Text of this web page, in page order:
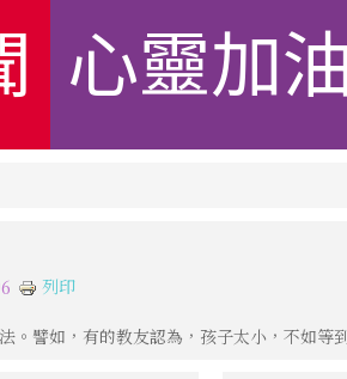
心靈加油
列印
譬如，有的教友認為，孩子太小，不如等